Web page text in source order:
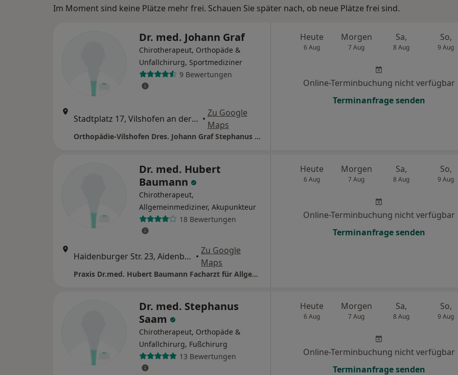
Im Moment sind keine Plätze mehr frei. Schauen Sie später nach, ob neue Plätze frei sind.
Dr. med. Johann Graf
Chirotherapeut, Orthopäde &
Unfallchirurg, Sportmediziner
9 Bewertungen
Stadtplatz 17, Vilshofen an der Donau •
Zu Google
Maps
Orthopädie-Vilshofen Dres. Johann Graf Stephanus Saam Stephan Koenig u.w.
Heute
6 Aug
Morgen
7 Aug
Sa,
8 Aug
So,
9 Aug
Online-Terminbuchung nicht verfügbar
Terminanfrage senden
Dr. med. Hubert
Baumann
Chirotherapeut,
Allgemeinmediziner, Akupunkteur
18 Bewertungen
Haidenburger Str. 23, Aidenbach •
Zu Google
Maps
Praxis Dr.med. Hubert Baumann Facharzt für Allgemeinmedizin
Heute
6 Aug
Morgen
7 Aug
Sa,
8 Aug
So,
9 Aug
Online-Terminbuchung nicht verfügbar
Terminanfrage senden
Dr. med. Stephanus
Saam
Chirotherapeut, Orthopäde &
Unfallchirurg, Fußchirurg
13 Bewertungen
Heute
6 Aug
Morgen
7 Aug
Sa,
8 Aug
So,
9 Aug
Online-Terminbuchung nicht verfügbar
Terminanfrage senden